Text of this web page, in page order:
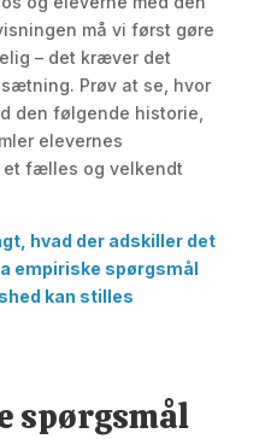
må vi først gøre
– det kræver det
Prøv at se, hvor
den følgende historie,
elevernes
et fælles og velkendt
hvad der adskiller det
empiriske spørgsmål
kan stilles
spørgsmål